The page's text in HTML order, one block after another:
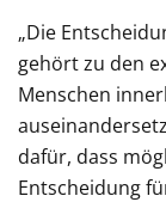
„Die
gehört zu den
Menschen
dafür, dass
Entscheidung